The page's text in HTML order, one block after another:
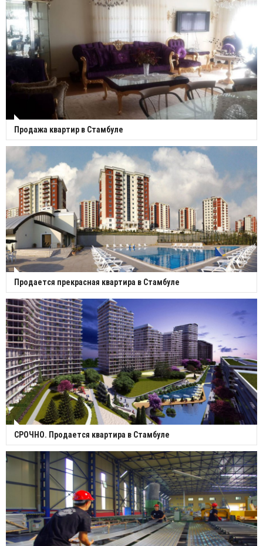
Продажа квартир в Стамбуле
Продается прекрасная квартира в Стамбуле
СРОЧНО. Продается квартира в Стамбуле